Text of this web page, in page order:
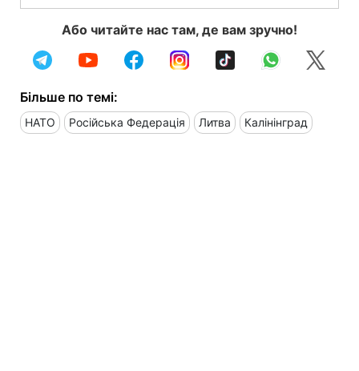
Або читайте нас там, де вам зручно!
Більше по темі:
НАТО Російська Федерація Литва Калінінград